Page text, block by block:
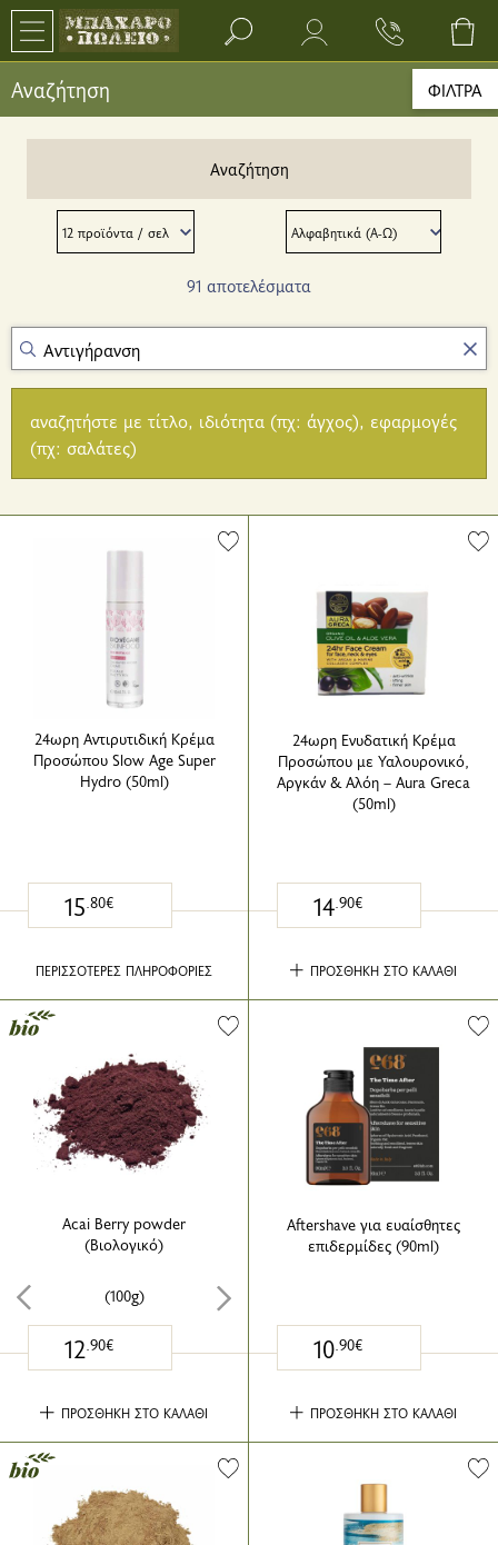
Search bar input field
Αναζήτηση ΦΙΛΤΡΑ
Αναζήτηση
91 αποτελέσματα
αναζητήστε με τίτλο, ιδιότητα (πχ: άγχος), εφαρμογές
(πχ: σαλάτες)
24ωρη Αντιρυτιδική Κρέμα
Προσώπου Slow Age Super
Hydro (50ml)
15.80€
ΠΕΡΙΣΣΟΤΕΡΕΣ ΠΛΗΡΟΦΟΡΙΕΣ
24ωρη Ενυδατική Κρέμα
Προσώπου με Υαλουρονικό,
Αργκάν & Αλόη – Aura Greca
(50ml)
14.90€
ΠΡΟΣΘΗΚΗ ΣΤΟ ΚΑΛΑΘΙ
Acai Berry powder
(Βιολογικό)
(100g)
12.90€
ΠΡΟΣΘΗΚΗ ΣΤΟ ΚΑΛΑΘΙ
Aftershave για ευαίσθητες
επιδερμίδες (90ml)
10.90€
ΠΡΟΣΘΗΚΗ ΣΤΟ ΚΑΛΑΘΙ